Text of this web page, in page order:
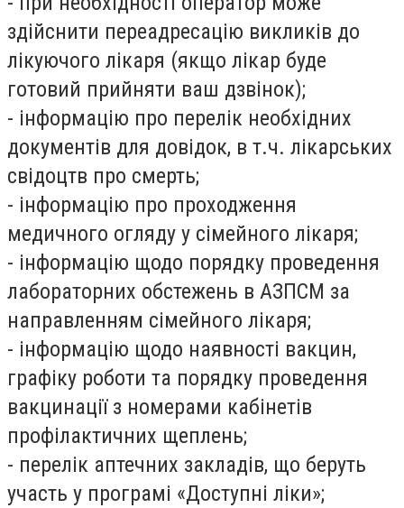
здійснити переадресацію викликів до
лікуючого лікаря (якщо лікар буде
готовий прийняти ваш дзвінок);
- інформацію про перелік необхідних
документів для довідок, в т.ч. лікарських
свідоцтв про смерть;
- інформацію про проходження
медичного огляду у сімейного лікаря;
- інформацію щодо порядку проведення
лабораторних обстежень в АЗПСМ за
направленням сімейного лікаря;
- інформацію щодо наявності вакцин,
графіку роботи та порядку проведення
вакцинації з номерами кабінетів
профілактичних щеплень;
- перелік аптечних закладів, що беруть
участь у програмі «Доступні ліки»;